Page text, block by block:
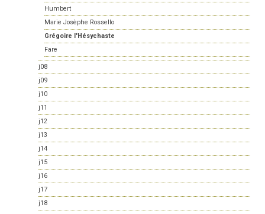
Humbert
Marie Josèphe Rossello
Grégoire l'Hésychaste
Fare
j08
j09
j10
j11
j12
j13
j14
j15
j16
j17
j18